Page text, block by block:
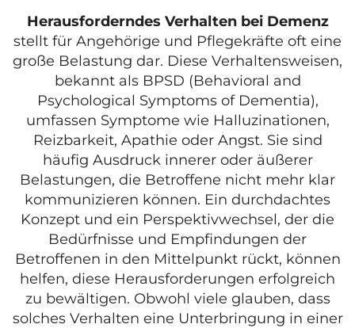
Herausforderndes Verhalten bei Demenz
stellt für Angehörige und Pflegekräfte oft eine
große Belastung dar. Diese Verhaltensweisen,
bekannt als BPSD (Behavioral and
Psychological Symptoms of Dementia),
umfassen Symptome wie Halluzinationen,
Reizbarkeit, Apathie oder Angst. Sie sind
häufig Ausdruck innerer oder äußerer
Belastungen, die Betroffene nicht mehr klar
kommunizieren können. Ein durchdachtes
Konzept und ein Perspektivwechsel, der die
Bedürfnisse und Empfindungen der
Betroffenen in den Mittelpunkt rückt, können
helfen, diese Herausforderungen erfolgreich
zu bewältigen. Obwohl viele glauben, dass
solches Verhalten eine Unterbringung in einer